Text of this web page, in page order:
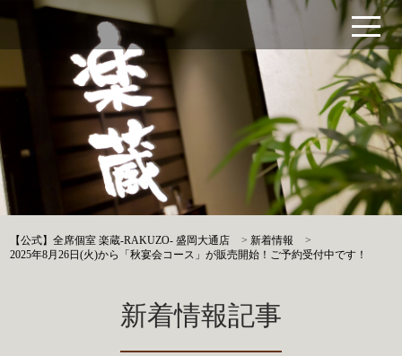
【公式】全席個室 楽蔵‐RAKUZO‐ 盛岡大通店 >新着情報
>
2025年8月26日(火)から「秋宴会コース」が販売開始！ご予約受付中です！
新着情報記事